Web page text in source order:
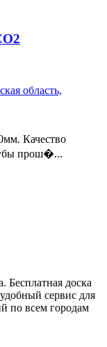
область,
Качество
прош�...
доска
сервис для
по всем городам